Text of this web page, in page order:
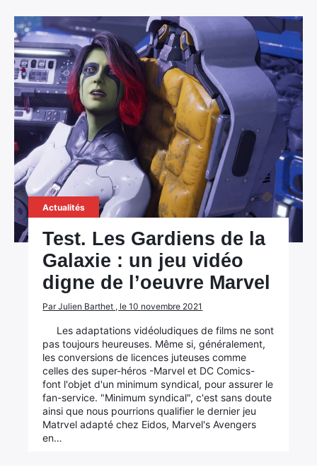
Actualités
Test. Les Gardiens de la
Galaxie : un jeu vidéo
digne de l’oeuvre Marvel
Par Julien Barthet , le 10 novembre 2021
Les adaptations vidéoludiques de films ne sont
pas toujours heureuses. Même si, généralement,
les conversions de licences juteuses comme
celles des super-héros -Marvel et DC Comics-
font l'objet d'un minimum syndical, pour assurer le
fan-service. "Minimum syndical", c'est sans doute
ainsi que nous pourrions qualifier le dernier jeu
Matrvel adapté chez Eidos, Marvel's Avengers
en…